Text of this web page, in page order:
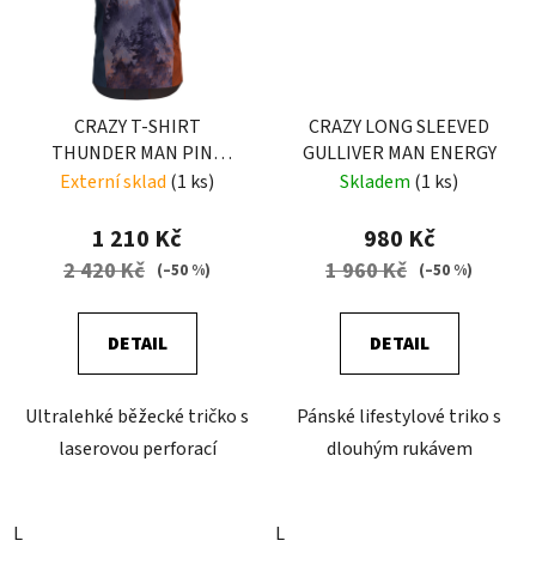
CRAZY T-SHIRT
THUNDER MAN PINE
TREE
Externí sklad (1 ks)
1 210 Kč
2 420 Kč (–50 %)
DETAIL
Ultralehké běžecké tričko s
laserovou perforací
L
CRAZY LONG SLEEVED
GULLIVER MAN ENERGY
Skladem (1 ks)
980 Kč
1 960 Kč (–50 %)
DETAIL
Pánské lifestylové triko s
dlouhým rukávem
L